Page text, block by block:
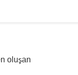
oluşan